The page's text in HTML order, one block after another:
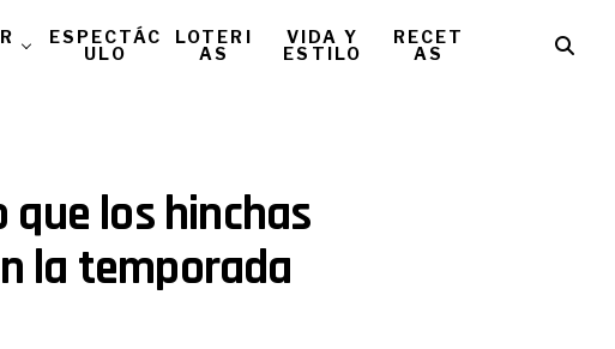
ESPECTÁC
ULO
LOTERI
AS
VIDA Y
ESTILO
RECET
AS
los hinchas
la temporada